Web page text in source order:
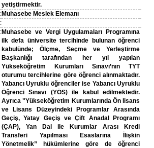
yetiştirmektir.
:Muhasebe Meslek Elemanı
:
:Muhasebe ve Vergi Uygulamaları Programına
ilk defa üniversite tercihinde bulunan öğrenci
kabulünde; Ölçme, Seçme ve Yerleştirme
Başkanlığı tarafından her yıl yapılan
Yükseköğretim Kurumları Sınavı’nın TYT
oturumu tercihlerine göre öğrenci alınmaktadır.
Yabancı Uyruklu öğrenciler ise Yabancı Uyruklu
Öğrenci Sınavı (YÖS) ile kabul edilmektedir.
Ayrıca "Yükseköğretim Kurumlarında Ön lisans
ve Lisans Düzeyindeki Programlar Arasında
Geçiş, Yatay Geçiş ve Çift Anadal Programı
(ÇAP), Yan Dal ile Kurumlar Arası Kredi
Transferi Yapılması Esaslarına İlişkin
Yönetmelik” hükümlerine göre de öğrenci